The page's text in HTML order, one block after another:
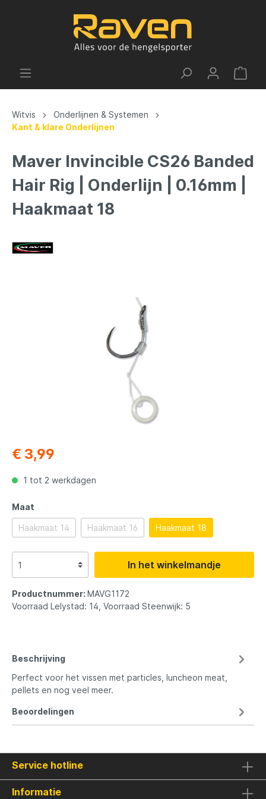
Witvis
Onderlijnen & Systemen
Kant & klare Onderlijnen
Maver Invincible CS26 Banded
Hair Rig | Onderlijn | 0.16mm |
Haakmaat 18
€ 3,99
1 tot 2 werkdagen
Maat
Haakmaat 14 Haakmaat 16 Haakmaat 18
In het winkelmandje
Productnummer: MAVG1172
Voorraad Lelystad: 14, Voorraad Steenwijk: 5
Beschrijving
Perfect voor het vissen met particles, luncheon meat,
pellets en nog veel meer.
Beoordelingen
Service hotline
Informatie